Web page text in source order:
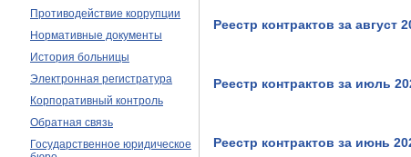
Противодействие коррупции
Нормативные документы
История больницы
Электронная регистратура
Корпоративный контроль
Обратная связь
Государственное юридическое
Реестр контрактов за август
Реестр контрактов за июль
Реестр контрактов за июнь